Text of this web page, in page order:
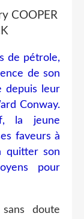
COOPER
de pétrole,
de son
depuis leur
Conway.
la jeune
faveurs à
quitter son
pour
sans doute